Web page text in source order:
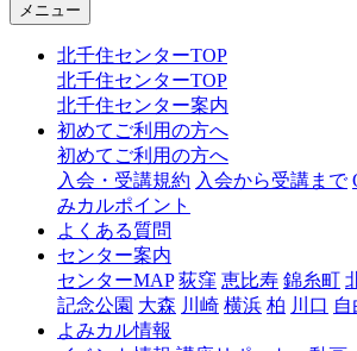
メニュー
北千住センターTOP
北千住センターTOP
北千住センター案内
初めてご利用の方へ
初めてご利用の方へ
入会・受講規約 入会から受講まで
みカルポイント
よくある質問
センター案内
センターMAP 荻窪 恵比寿 錦糸町
記念公園 大森 川崎 横浜 柏 川口 自
よみカル情報